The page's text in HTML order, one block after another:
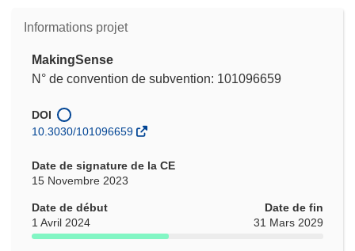
Informations projet
MakingSense
N° de convention de subvention: 101096659
DOI
10.3030/101096659
Date de signature de la CE
15 Novembre 2023
Date de début
1 Avril 2024
Date de fin
31 Mars 2029